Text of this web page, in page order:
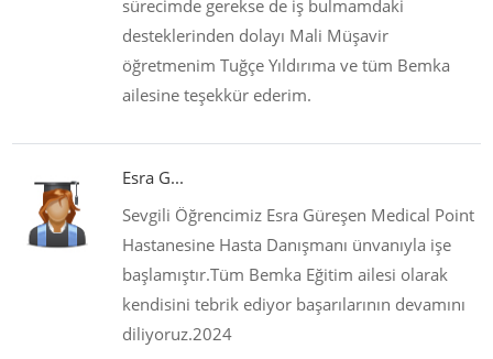
sürecimde gerekse de iş bulmamdaki
desteklerinden dolayı Mali Müşavir
öğretmenim Tuğçe Yıldırıma ve tüm Bemka
ailesine teşekkür ederim.
Esra G...
Sevgili Öğrencimiz Esra Güreşen Medical Point
Hastanesine Hasta Danışmanı ünvanıyla işe
başlamıştır.Tüm Bemka Eğitim ailesi olarak
kendisini tebrik ediyor başarılarının devamını
diliyoruz.2024